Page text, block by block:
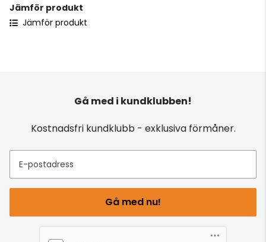
Jämför produkt
Jämför produkt
Gå med i kundklubben!
Kostnadsfri kundklubb - exklusiva förmåner.
E-postadress
Gå med nu!